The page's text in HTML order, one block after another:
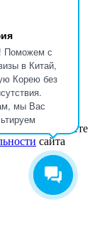
Поможем с
в Китай,
Корею без
мы Вас
с вами в
подтверждаете
сайта